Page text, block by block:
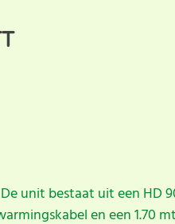
unit bestaat uit een HD
en een 1.70